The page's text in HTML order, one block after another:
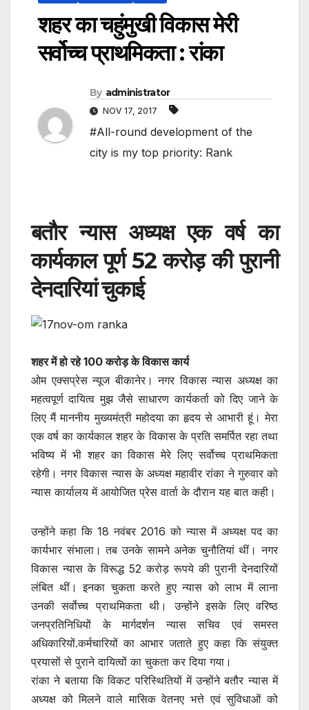
शहर का चहुंमुखी विकास मेरी
सर्वोच्च प्राथमिकता : रांका
By administrator
NOV 17, 2017
#All-round development of the
city is my top priority: Rank
बतौर न्यास अध्यक्ष एक वर्ष का
कार्यकाल पूर्ण 52 करोड़ की पुरानी
देनदारियां चुकाई
शहर में हो रहे 100 करोड़ के विकास कार्य
ओम एक्सप्रेस न्यूज बीकानेर। नगर विकास न्यास अध्यक्ष का
महत्वपूर्ण दायित्व मुझ जैसे साधारण कार्यकर्ता को दिए जाने के
लिए मैं माननीय मुख्यमंत्री महोदया का हृदय से आभारी हूं। मेरा
एक वर्ष का कार्यकाल शहर के विकास के प्रति समर्पित रहा तथा
भविष्य में भी शहर का विकास मेरे लिए सर्वोच्च प्राथमिकता
रहेगी। नगर विकास न्यास के अध्यक्ष महावीर रांका ने गुरुवार को
न्यास कार्यालय में आयोजित प्रेस वार्ता के दौरान यह बात कही।
उन्होंने कहा कि 18 नवंबर 2016 को न्यास में अध्यक्ष पद का
कार्यभार संभाला। तब उनके सामने अनेक चुनौतियां थीं। नगर
विकास न्यास के विरूद्ध 52 करोड़ रूपये की पुरानी देनदारियों
लंबित थीं। इनका चुकता करते हुए न्यास को लाभ में लाना
उनकी सर्वोच्च प्राथमिकता थी। उन्होंने इसके लिए वरिष्ठ
जनप्रतिनिधियों के मार्गदर्शन न्यास सचिव एवं समस्त
अधिकारियों.कर्मचारियों का आभार जताते हुए कहा कि संयुक्त
प्रयासों से पुराने दायित्वों का चुकता कर दिया गया।
रांका ने बताया कि विकट परिस्थितियों में उन्होंने बतौर न्यास में
अध्यक्ष को मिलने वाले मासिक वेतनए भत्ते एवं सुविधाओं को